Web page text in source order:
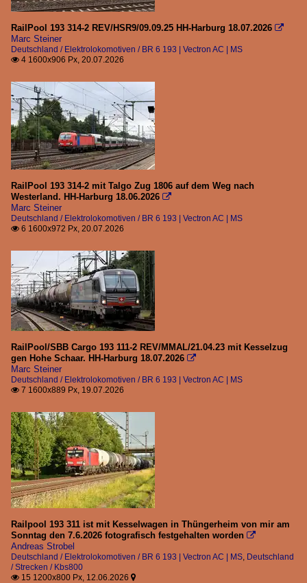
RailPool 193 314-2 REV/HSR9/09.09.25 HH-Harburg 18.07.2026 
Marc Steiner
Deutschland / Elektrolokomotiven / BR 6 193 | Vectron AC | MS
 4 1600x906 Px, 20.07.2026
RailPool 193 314-2 mit Talgo Zug 1806 auf dem Weg nach
Westerland. HH-Harburg 18.06.2026 
Marc Steiner
Deutschland / Elektrolokomotiven / BR 6 193 | Vectron AC | MS
 6 1600x972 Px, 20.07.2026
RailPool/SBB Cargo 193 111-2 REV/MMAL/21.04.23 mit Kesselzug
gen Hohe Schaar. HH-Harburg 18.07.2026 
Marc Steiner
Deutschland / Elektrolokomotiven / BR 6 193 | Vectron AC | MS
 7 1600x889 Px, 19.07.2026
Railpool 193 311 ist mit Kesselwagen in Thüngerheim von mir am
Sonntag den 7.6.2026 fotografisch festgehalten worden 
Andreas Strobel
Deutschland / Elektrolokomotiven / BR 6 193 | Vectron AC | MS, Deutschland
/ Strecken / Kbs800
 15 1200x800 Px, 12.06.2026 